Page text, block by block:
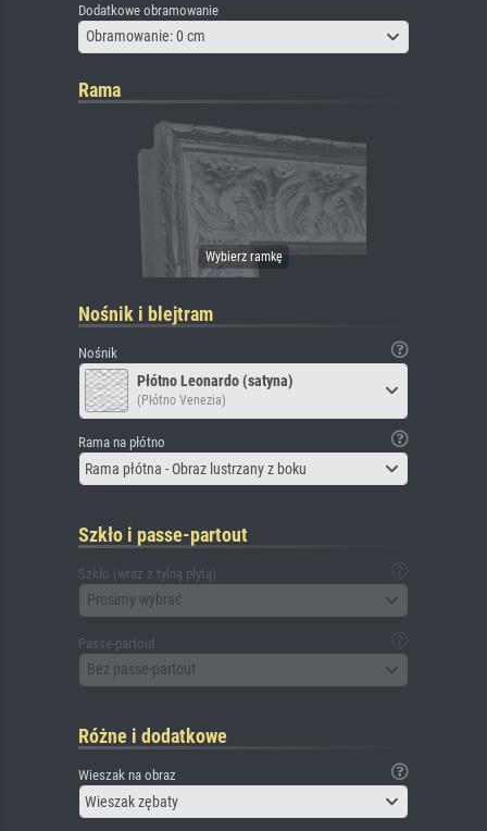
Dodatkowe obramowanie
Obramowanie: 0 cm
Rama
Nośnik i blejtram
Nośnik
Płótno Leonardo (satyna)
(Płótno Venezia)
Rama na płótno
Rama płótna - Obraz lustrzany z boku
Szkło i passe-partout
Szkło (wraz z tylną płytą)
Prosimy wybrać
Passe-partout
Bez passe-partout
Różne i dodatkowe
Wieszak na obraz
Wieszak zębaty